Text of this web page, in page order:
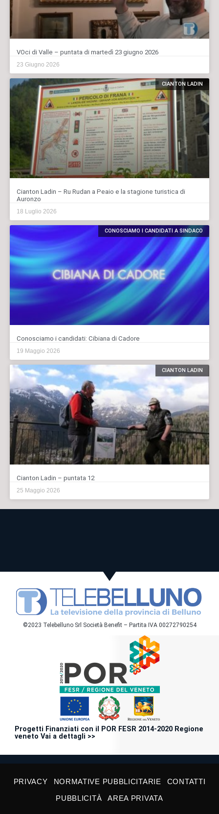
VOci di Valle – puntata di martedì 23 giugno 2026
23 Giugno 2026
CIANTON LADIN
Cianton Ladin – Ru Rudan a Peaio e la stagione turistica di
Auronzo
18 Luglio 2026
CONOSCIAMO I CANDIDATI A SINDACO
Conosciamo i candidati: Cibiana di Cadore
19 Maggio 2026
CIANTON LADIN
Cianton Ladin – puntata 12
25 Maggio 2026
©2023 Telebelluno Srl Società Benefit – Partita IVA 00272790254
Progetti Finanziati con il POR FESR 2014-2020 Regione
veneto Vai a dettagli >>
PRIVACY NORMATIVE PUBBLICITARIE
CONTATTI
PUBBLICITÀ
AREA PRIVATA